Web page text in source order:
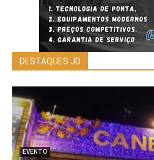
DESTAQUES JD
EVENTO